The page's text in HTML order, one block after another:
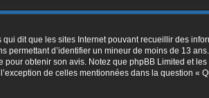
dit que les sites Internet pouvant recueillir des
d’identifier un mineur de moins de 13
obtenir son avis. Notez que phpBB Limited et
de celles mentionnées dans la question «